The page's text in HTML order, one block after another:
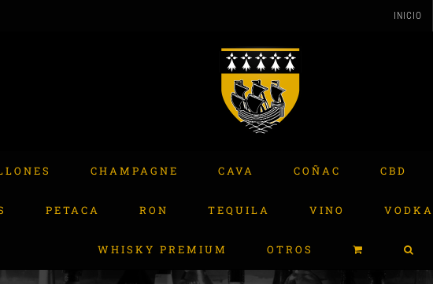
INICIO
CHAMPAGNE CAVA COÑAC CBD
PETACA RON TEQUILA VINO VODKA
WHISKY PREMIUM OTROS